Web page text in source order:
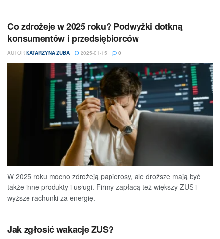
Co zdrożeje w 2025 roku? Podwyżki dotkną
konsumentów i przedsiębiorców
AUTOR KATARZYNA ZUBA 2025-01-15 0
W 2025 roku mocno zdrożeją papierosy, ale droższe mają być
także inne produkty i usługi. Firmy zapłacą też większy ZUS i
wyższe rachunki za energię.
Jak zgłosić wakacje ZUS?